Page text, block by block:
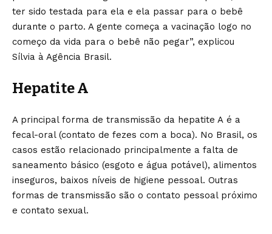
ter sido testada para ela e ela passar para o bebê
durante o parto. A gente começa a vacinação logo no
começo da vida para o bebê não pegar”, explicou
Sílvia à Agência Brasil.
Hepatite A
A principal forma de transmissão da hepatite A é a
fecal-oral (contato de fezes com a boca). No Brasil, os
casos estão relacionado principalmente a falta de
saneamento básico (esgoto e água potável), alimentos
inseguros, baixos níveis de higiene pessoal. Outras
formas de transmissão são o contato pessoal próximo
e contato sexual.